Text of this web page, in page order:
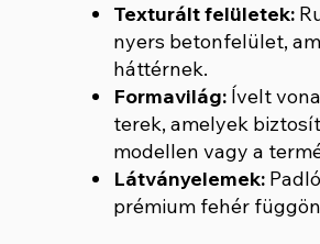
Texturált felületek:
nyers betonfelület,
háttérnek.
Formavilág:Ívelt
terek, amelyek
modellen vagy a
Látványelemek:
prémium fehér